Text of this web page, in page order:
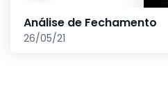
Análise de Fechamento
26/05/21